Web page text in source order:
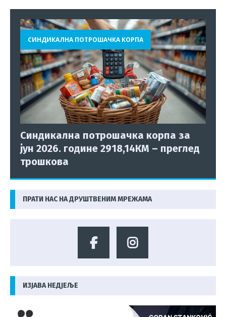
СИНДИКАЛНА ПОТРОШАЧКА КОРПА
Синдикална потрошачка корпа за
јун 2026. године 2918,14КМ – преглед
трошкова
ПРАТИ НАС НА ДРУШТВЕНИМ МРЕЖАМА
ИЗЈАВА НЕДЈЕЉЕ